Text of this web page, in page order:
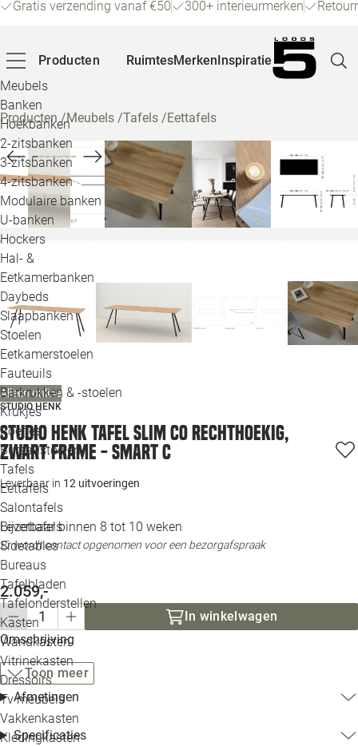
Gratis verzending vanaf €50 300+ interieurmerken
Producten
Meubels
Banken
Hoekbanken
2-zitsbanken
3-zitsbanken
4-zitsbanken
Modulaire banken
U-banken
Hockers
Hal- &
Eetkamerbanken
Daybeds
Slaapbanken
Stoelen
Eetkamerstoelen
Fauteuils
Barkrukken & -stoelen
Krukjes
Poefjes
Bureaustoelen
Tafels
Eettafels
Salontafels
Bijzettafels
Sidetables
Bureaus
Tafelbladen
Tafelonderstellen
Kasten
Wandkasten
Vitrinekasten
Dressoirs
Tv meubels
Vakkenkasten
Kledingkasten
RuimtesMerkenInspiratie
Producten/Meubels /Tafels /Eettafels
Alleen online
STUDIO HENK
Studio HENK tafel Slim Co Rechthoekig,
zwart frame - Smart C
Leverbaar in 12 uitvoeringen
Leverbaar binnen 8 tot 10 weken
Er wordt contact opgenomen voor een bezorgafspraak
2.059,-
In winkelwagen
Omschrijving
Toon meer
Afmetingen
Specificaties